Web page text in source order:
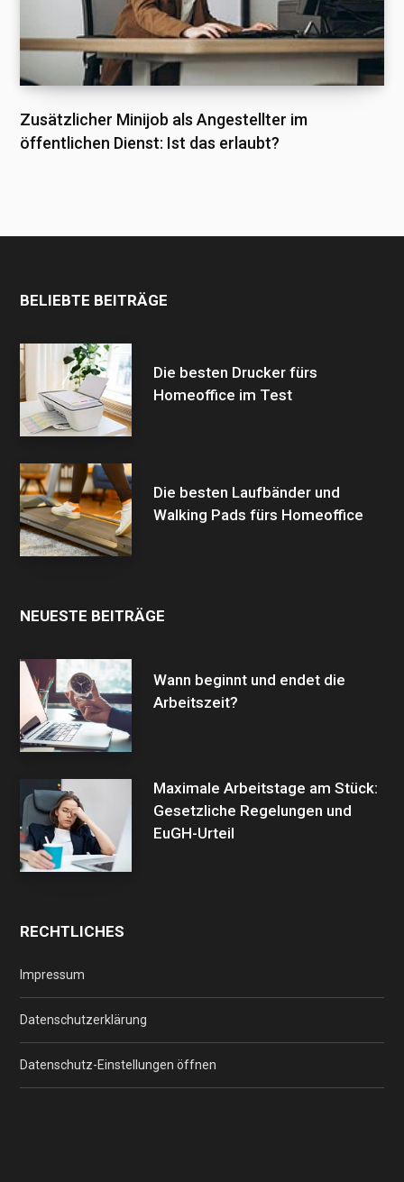
Zusätzlicher Minijob als Angestellter im
öffentlichen Dienst: Ist das erlaubt?
BELIEBTE BEITRÄGE
Die besten Drucker fürs
Homeoffice im Test
Die besten Laufbänder und
Walking Pads fürs Homeoffice
NEUESTE BEITRÄGE
Wann beginnt und endet die
Arbeitszeit?
Maximale Arbeitstage am Stück:
Gesetzliche Regelungen und
EuGH-Urteil
RECHTLICHES
Impressum
Datenschutzerklärung
Datenschutz-Einstellungen öffnen